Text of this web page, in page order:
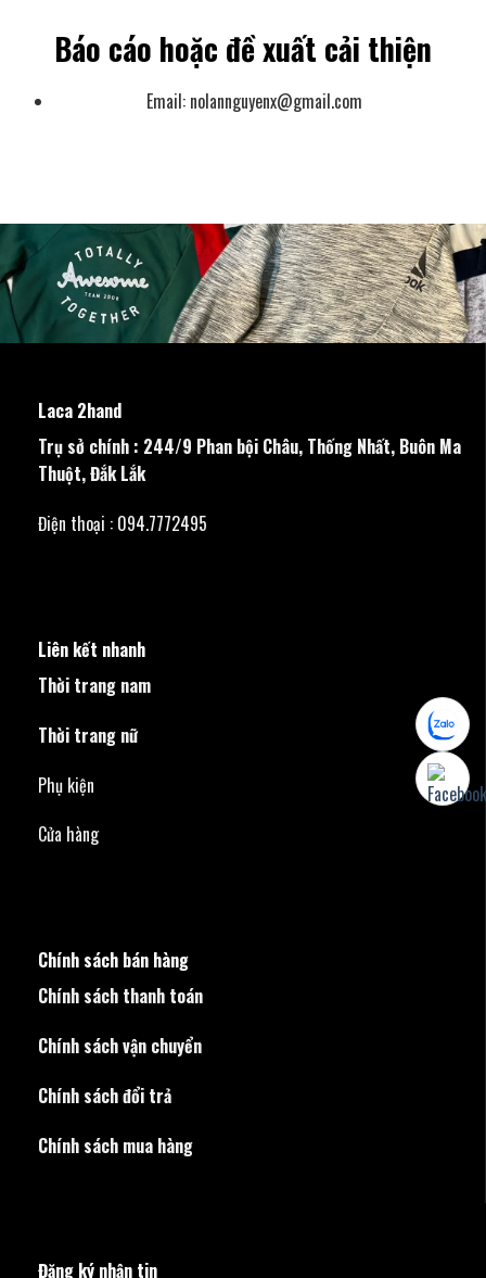
Báo cáo hoặc đề xuất cải thiện
Email: nolannguyenx@gmail.com
Laca 2hand
Trụ sở chính : 244/9 Phan bội Châu, Thống Nhất, Buôn Ma
Thuột, Đắk Lắk
Điện thoại : 094.7772495
Liên kết nhanh
Thời trang nam
Thời trang nữ
Phụ kiện
Cửa hàng
Chính sách bán hàng
Chính sách thanh toán
Chính sách vận chuyển
Chính sách đổi trả
Chính sách mua hàng
Đăng ký nhận tin